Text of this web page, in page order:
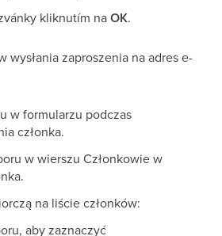
kliknutím naOK.
wysłania zaproszenia na adres e-
w formularzu podczas
członka.
w wierszu Członkowie w
na liście członków:
aby zaznaczyć